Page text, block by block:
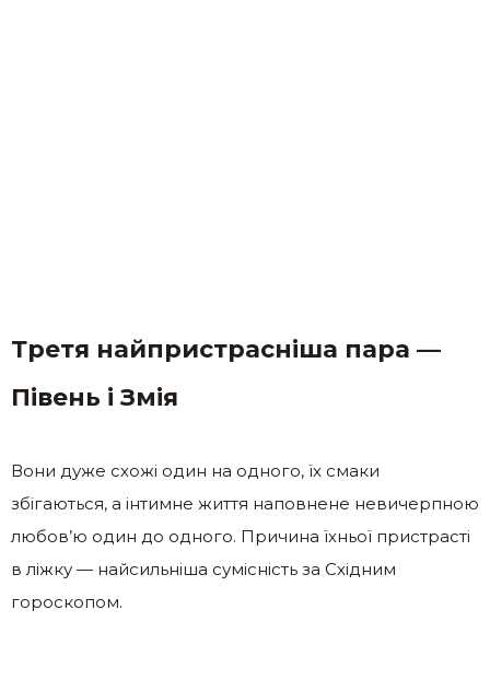
Третя найпристрасніша пара —
Півень і Змія
Вони дуже схожі один на одного, їх смаки
збігаються, а інтимне життя наповнене невичерпною
любов’ю один до одного. Причина їхньої пристрасті
в ліжку — найсильніша сумісність за Східним
гороскопом.